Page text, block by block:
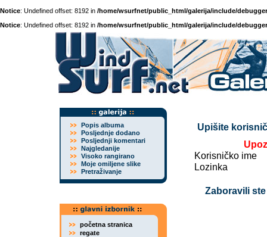
Notice: Undefined offset: 8192 in /home/wsurfnet/public_html/galerija/include/
Notice: Undefined offset: 8192 in /home/wsurfnet/public_html/galerija/include/
Popis albuma
Posljednje dodano
Posljednji komentari
Najgledanije
Visoko rangirano
Moje omiljene slike
Pretraživanje
početna stranica
regate
Upišite
Korisničko ime
Lozinka
Zaboravili